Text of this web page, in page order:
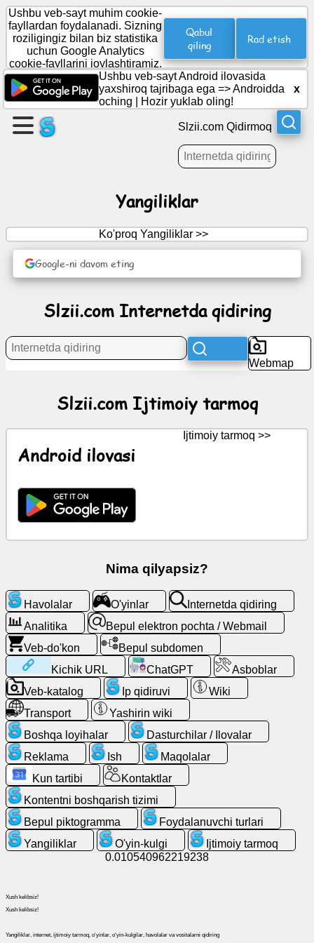
Sahifa
yarating
Guruh
yaratish
tartibi
O'yin-
kulgi
ChatGPT
Kontaktlar
Internetda
qidiring
Bepul
elektron
pochta
/
Webmail
Analitika
Veb-
do'kon
Dasturchilar
/
Ilovalar
Ushbu veb-sayt muhim cookie-
fayllardan foydalanadi. Sizning
roziligingiz bilan biz statistika
uchun Google Analytics
cookie-fayllarini joylashtiramiz.
Qabul
qiling
Rad etish
Ushbu veb-sayt Android ilovasida
yaxshiroq tajribaga ega =>Androidda
oching
Hozir yuklab oling!
x
Slzii.com Qidirmoq
Yangiliklar
Ko'proq Yangiliklar >>
Google-ni davom eting
Slzii.com Internetda qidiring
Webmap
Slzii.com Ijtimoiy tarmoq
Android ilovasi
Ijtimoiy tarmoq >>
Nima qilyapsiz?
Havolalar O'yinlar
Internetda qidiring
Analitika
Bepul elektron pochta / Webmail
Veb-do'kon
Bepul subdomen
Kichik URL
ChatGPT
Asboblar
Veb-katalog
Ip qidiruvi
Wiki
Transport
Yashirin wiki
Boshqa loyihalar
Dasturchilar / Ilovalar
Reklama
Ish
Maqolalar
Kun tartibi
Kontaktlar
Kontentni boshqarish tizimi
Bepul piktogramma
Foydalanuvchi turlari
Yangiliklar
O'yin-kulgi
Ijtimoiy tarmoq
0.010540962219238
Xush kelibsiz!
Xush kelibsiz!
Yangiliklar, internet, ijtimoiy tarmoq, oʻyinlar, oʻyin-kulgilar, havolalar va vositalarni qidiring